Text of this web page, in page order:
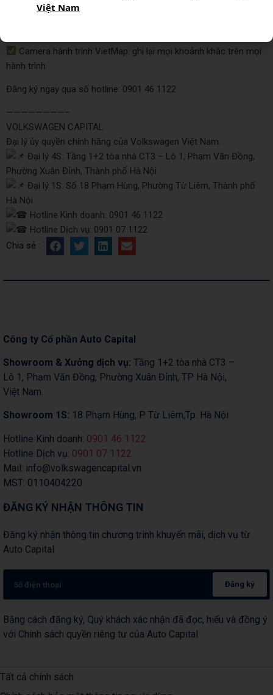
Bệ bước điện cao cấp: hỗ trợ lên xuống xe dễ dàng, an toàn
Camera hành trình VietMap: ghi lại mọi khoảnh khắc trên mọi
hành trình
Đăng ký ngay qua số hotline: 0901 46 1122
————————–
VOLKSWAGEN CAPITAL
Đại lý ủy quyền chính hãng của Volkswagen Việt Nam.
Đại lý 4S: Tầng 1+2 tòa nhà CT3 – Lô 1, Phạm Văn Đồng,
Phường Xuân Đỉnh, Thành phố Hà Nội
Đại lý 1S: Số 18 Phạm Hùng, Phường Từ Liêm, Thành phố
Hà Nội
Hotline Kinh doanh: 0901 46 1122
Hotline Dịch vụ: 0901 07 1122
Chia sẻ :
Công ty Cổ phần Auto Capital
Showroom & Xưởng dịch vụ: Tầng 1+2 tòa nhà CT3 –
Lô 1, Phạm Văn Đồng, Phường Xuân Đỉnh, TP Hà Nội,
Việt Nam.
Showroom 1S: 18 Phạm Hùng, P. Từ Liêm,Tp. Hà Nội
Hotline Kinh doanh: 0901 46 1122
Hotline Dịch vụ: 0901 07 1122
Mail: info@volkswagencapital.vn
MST: 0110404220
ĐĂNG KÝ NHẬN THÔNG TIN
Đăng ký nhận thông tin chương trình khuyến mãi, dịch vụ từ
Auto Capital
Đăng ký
Bằng cách đăng ký, Quý khách xác nhận đã đọc, hiểu và đồng ý
với Chính sách quyền riêng tư của Auto Capital
Tất cả chính sách
Việt Nam